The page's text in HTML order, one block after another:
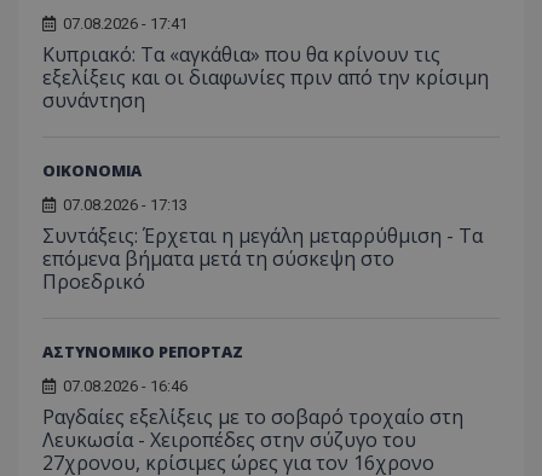
07.08.2026 - 17:41
Κυπριακό: Τα «αγκάθια» που θα κρίνουν τις
εξελίξεις και οι διαφωνίες πριν από την κρίσιμη
συνάντηση
ΟΙΚΟΝΟΜΙΑ
07.08.2026 - 17:13
Συντάξεις: Έρχεται η μεγάλη μεταρρύθμιση - Τα
επόμενα βήματα μετά τη σύσκεψη στο
Προεδρικό
ΑΣΤΥΝΟΜΙΚΟ ΡΕΠΟΡΤΑΖ
07.08.2026 - 16:46
Ραγδαίες εξελίξεις με το σοβαρό τροχαίο στη
Λευκωσία - Χειροπέδες στην σύζυγο του
27χρονου, κρίσιμες ώρες για τον 16χρονο